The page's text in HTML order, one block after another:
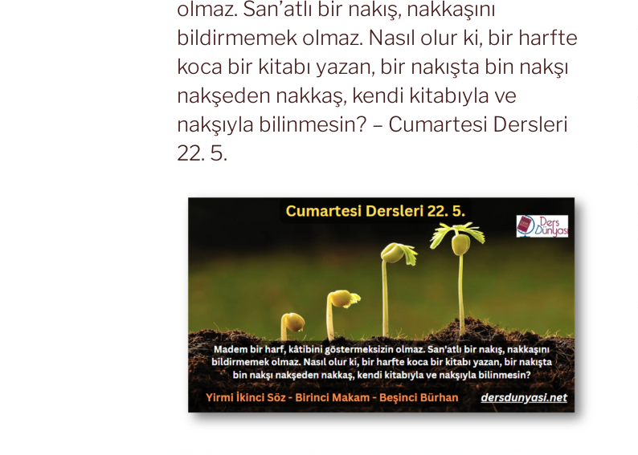
olmaz. San’atlı bir nakış, nakkaşını
bildirmemek olmaz. Nasıl olur ki, bir harfte
koca bir kitabı yazan, bir nakışta bin nakşı
nakşeden nakkaş, kendi kitabıyla ve
nakşıyla bilinmesin? – Cumartesi Dersleri
22. 5.